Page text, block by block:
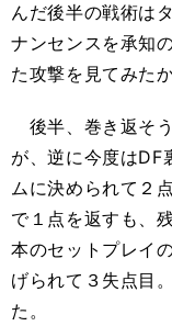
んだ後半の戦術は
ナンセンスを承知
た攻撃を見てみたか
後半、巻き返そ
が、逆に今度はDF
ムに決められて２
で１点を返すも、
本のセットプレイ
げられて３失点目
た。